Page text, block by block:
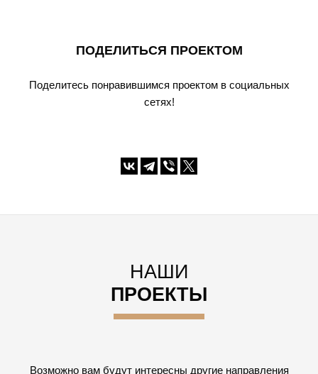
ПОДЕЛИТЬСЯ ПРОЕКТОМ
Поделитесь понравившимся проектом в социальных
сетях!
НАШИ
ПРОЕКТЫ
Возможно вам будут интересны другие направления